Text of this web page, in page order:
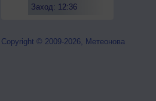
Заход: 12:36
Copyright © 2009-2026, Метеонова